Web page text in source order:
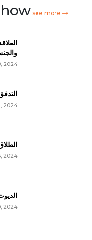
see more
2024
2024
2024
2024